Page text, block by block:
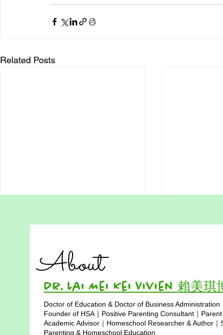
Related Posts
填詞 : 賴美琪博士 (Dr Lai ) & Paris
創作團隊：賴美琪博士、Paris、
人工智能（AI） 媽媽，我每天都
愛妳 在家妳為我推開世界的窗 妳
裡聽見自己的聲音 妳教我力量源
自心底 錯誤也是成長的呼吸 妳說
孩子在自己
也象徵家庭
子、家長與
Copyright ©
About
Dr. Lai Mei Kei Vivien 賴美琪
Doctor of Education & Doctor of Business Administration
Founder of HSA｜Positive Parenting Consultant｜
Academic Advisor｜Homeschool Researcher & Author
Parenting & Homeschool Education